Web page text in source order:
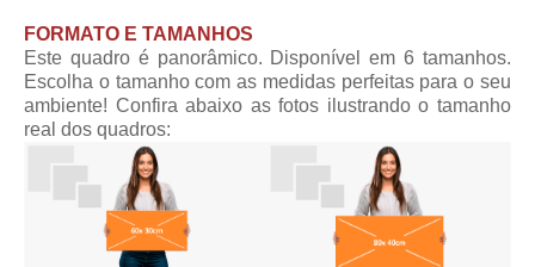
FORMATO E TAMANHOS
Este quadro é panorâmico. Disponível em 6 tamanhos.
Escolha o tamanho com as medidas perfeitas para o seu
ambiente! Confira abaixo as fotos ilustrando o tamanho
real dos quadros: